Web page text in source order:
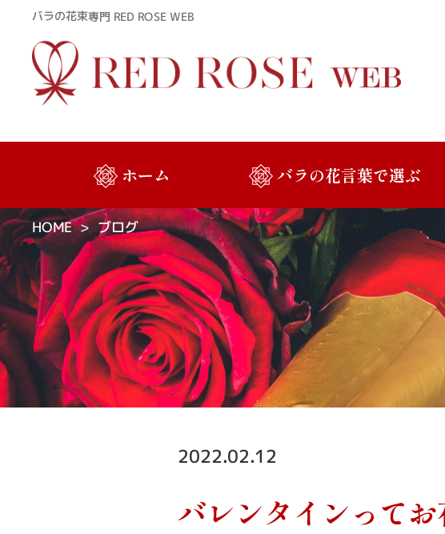
バラの花束専門 RED ROSE WEB
ホーム バラの花言葉で選ぶ
HOME ブログ
2022.02.12
バレンタインって